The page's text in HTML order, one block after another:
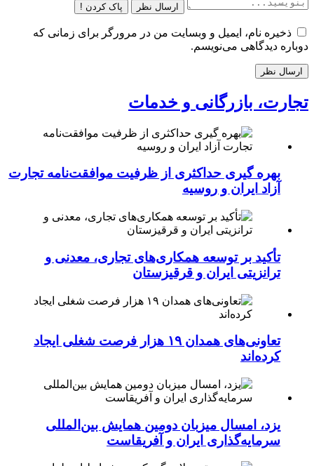
ارسال نظر پاک کردن !
ذخیره نام، ایمیل و وبسایت من در مرورگر برای زمانی که
دوباره دیدگاهی می‌نویسم.
تجارت، بازرگانی و خدمات
بهره گیری حداکثری از ظرفیت موافقت‌نامه تجارت
آزاد ایران و روسیه
تأکید بر توسعه همکاری‌های تجاری، معدنی و
ترانزیتی ایران و قرقیزستان
تعاونی‌های همدان ۱۹ هزار فرصت شغلی ایجاد
کرده‌اند
یزد، امسال میزبان دومین همایش بین‌المللی
سرمایه‌گذاری ایران و آفریقاست